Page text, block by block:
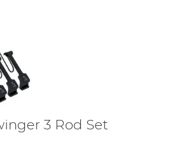
3 Rod Set